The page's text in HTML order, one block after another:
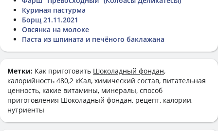
Куриная пастурма
Борщ 21.11.2021
Овсянка на молоке
Паста из шпината и печёного баклажана
Метки: Как приготовить Шоколадный фондан,
калорийность 480,2 кКал, химический состав, питательная
ценность, какие витамины, минералы, способ
приготовления Шоколадный фондан, рецепт, калории,
нутриенты